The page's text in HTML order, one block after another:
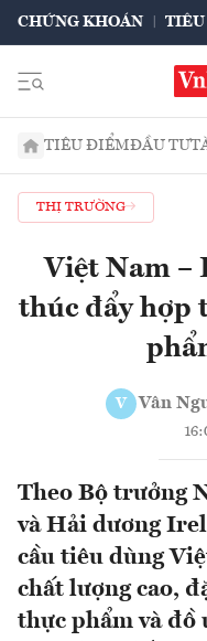
CHỨNG KHOÁN TIÊU
TIÊU ĐIỂMĐẦU TƯ
THỊ TRƯỜNG
Việt Nam –
thúc đẩy hợp
V Vân
Theo Bộ trưởng
và Hải dương
cầu tiêu dùng
chất lượng cao,
thực phẩm và đồ